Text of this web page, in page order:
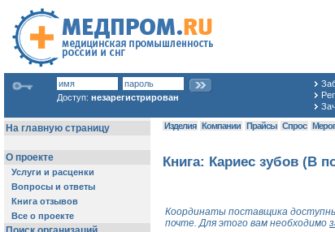
Доступ: незарегистрирован
Изделия Компании Прайсы Спрос
Книга: Кариес зубов (В
Координаты поставщика
почте. Для этого вам необходимо